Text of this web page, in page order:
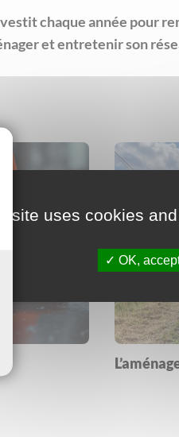
chaque année pour
et entretenir son
infos
par
en
km).
site uses cookies
OK, accept